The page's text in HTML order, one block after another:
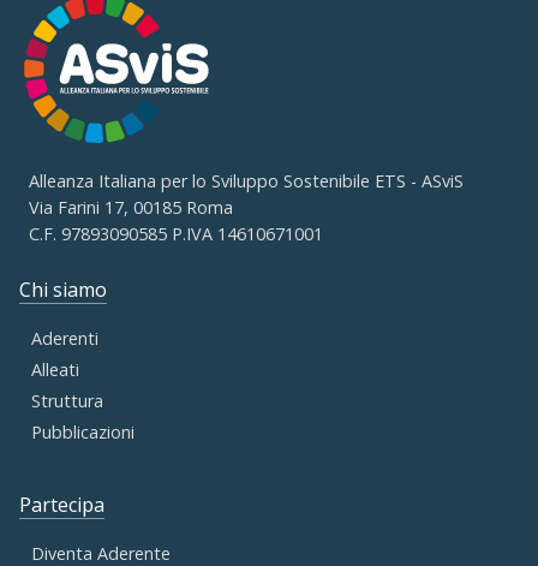
Alleanza Italiana per lo Sviluppo Sostenibile ETS - ASviS
Via Farini 17, 00185 Roma
C.F. 97893090585 P.IVA 14610671001
Chi siamo
Aderenti
Alleati
Struttura
Pubblicazioni
Partecipa
Diventa Aderente